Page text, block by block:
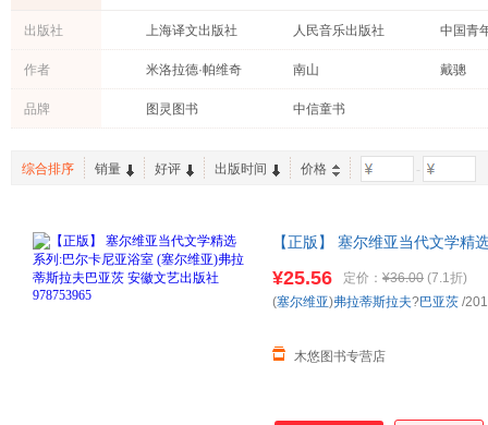
传记
亲子/家教
社会科
医学
外语
法律
建筑
出版社 上海译文出版社 人民音乐出版社
中国青
北京联合出版公司
江西高校出版社
人民邮
新世界
外国文学出版社
江苏科学技术出版社
高等教
商务印书馆
外语教学与研究出版社
中译出版社
人民文学出版社
广州出版社
作者 米洛拉德·帕维奇 南山
戴骢
张叔强
叶逢
中青文
杨洁 高倩
品牌 图灵图书 中信童书
综合排序 销量 好评 出版时间 价格 -
【正版】 塞尔维亚当代文学精
¥25.56 定价： ¥36.00 (7.1折)
木悠图书专营店
(塞尔维亚)弗拉蒂斯拉夫?巴亚茨 /